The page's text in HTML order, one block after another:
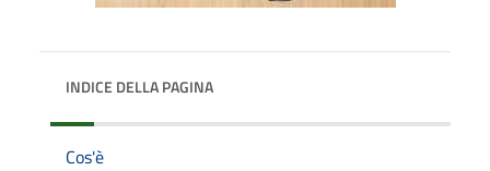
INDICE DELLA PAGINA
Cos'è